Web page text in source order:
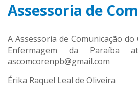
Assessoria de
A Assessoria de Comunicação
Enfermagem da Paraíba
ascomcorenpb@gmail.com
Érika Raquel Leal de Oliveira